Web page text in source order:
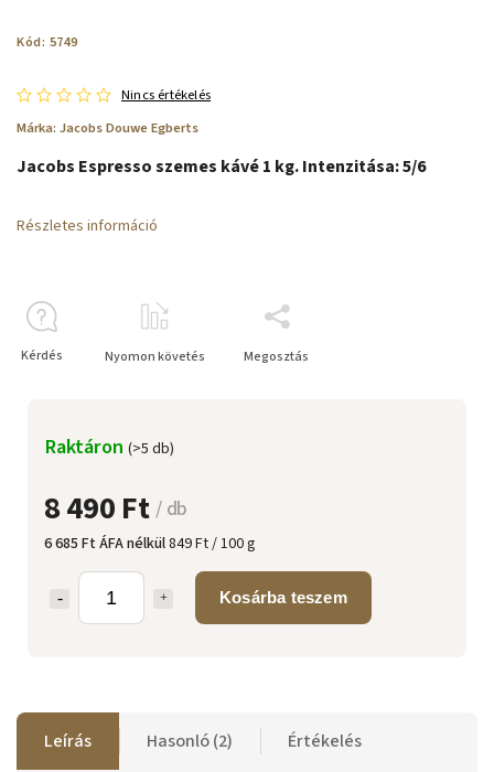
Kód: 5749
Nincs értékelés
Márka: Jacobs Douwe Egberts
8 490 Ft/ db
6 685 Ft ÁFA nélkül849 Ft / 100 g
Kosárba teszem
Raktáron (>5 db)
Jacobs Espresso szemes kávé 1 kg. Intenzitása: 5/6
Részletes információ
Kérdés Nyomon követés Megosztás
Leírás Hasonló (2) Értékelés